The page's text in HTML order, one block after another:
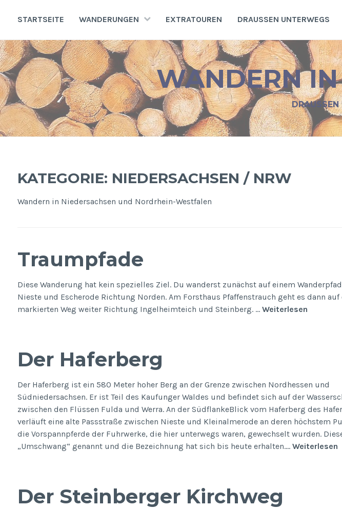
InhaltSTARTSEITE WANDERUNGEN EXTRATOUREN DRAUSSEN UNTERWEGS
WANDERN
DRAUSSEN
KATEGORIE: NIEDERSACHSEN / NRW
Wandern in Niedersachsen und Nordrhein-Westfalen
Traumpfade
Diese Wanderung hat kein spezielles Ziel. Du wanderst zunächst auf einem
Nieste und Escherode Richtung Norden. Am Forsthaus Pfaffenstrauch geht es dann
markierten Weg weiter Richtung Ingelheimteich und Steinberg. … Weiterlesen
Der Haferberg
Der Haferberg ist ein 580 Meter hoher Berg an der Grenze zwischen Nordhessen und
Südniedersachsen. Er ist Teil des Kaufunger Waldes und befindet sich auf der
zwischen den Flüssen Fulda und Werra. An der SüdflankeBlick vom Haferberg des
verläuft eine alte Passstraße zwischen Nieste und Kleinalmerode an deren höchstem
die Vorspannpferde der Fuhrwerke, die hier unterwegs waren, gewechselt wurden.
„Umschwang“ genannt und die Bezeichnung hat sich bis heute erhalten.… Weiterlesen
Der Steinberger Kirchweg